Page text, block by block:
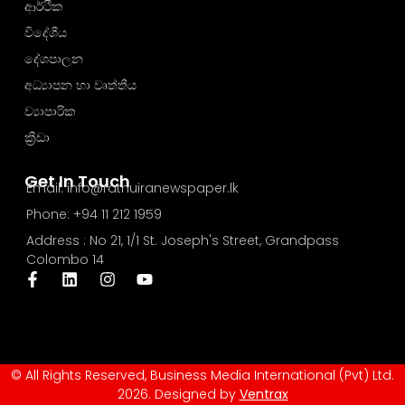
Get In Touch
Email: info@rathuiranewspaper.lk
Phone: +94 11 212 1959
Address : No 21, 1/1 St. Joseph's Street, Grandpass
Colombo 14
ආර්ථික
විදේශීය
දේශපාලන
අධ්‍යාපන හා වෘත්තීය
ව්‍යාපාරික
ක්‍රීඩා
© All Rights Reserved, Business Media International (Pvt) Ltd.
2026. Designed by Ventrax